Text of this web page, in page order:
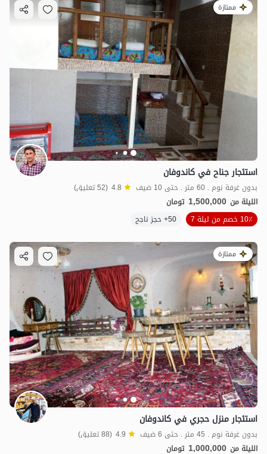
ممتازة
استئجار جناح في كاندوفان
بدون غرفة نوم . 60 متر . حتى 10 ضيف 4.8 (52 تعليق)
الليلة من 1,500,000 تومان
10٪ خصم من ليلة 7
50+ حجز ناجح
ممتازة
استئجار منزل حجري في كاندوفان
بدون غرفة نوم . 45 متر . حتى 6 ضيف 4.9 (88 تعليق)
الليلة من 1,000,000 تومان